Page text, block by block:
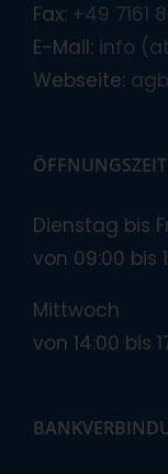
Fax: +49 7161
E-Mail: info
Webseite:
Dienstag bis
von 09:00 bis
Mittwoch
von 14:00 bis